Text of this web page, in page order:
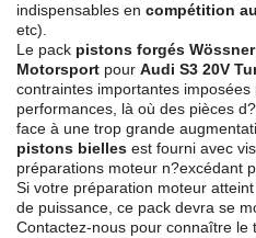
indispensables en compétition
etc).
Le pack pistons forgés
Motorsport pour Audi S3 20V
contraintes importantes
performances, là où des pièces
face à une trop grande
pistons bielles est fourni avec
préparations moteur n?excédant
Si votre préparation moteur
de puissance, ce pack devra se
Contactez-nous pour connaître le